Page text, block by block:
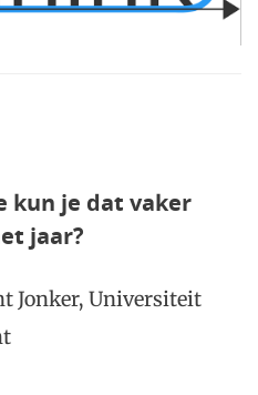
kun je dat vaker
jaar?
Jonker, Universiteit